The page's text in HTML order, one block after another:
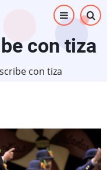
con tiza
con tiza